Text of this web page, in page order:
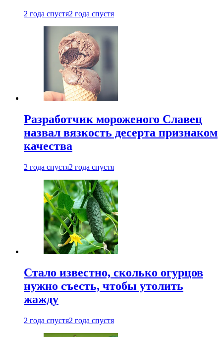
2 года спустя2 года спустя
Разработчик мороженого Славец
назвал вязкость десерта признаком
качества
2 года спустя2 года спустя
Стало известно, сколько огурцов
нужно съесть, чтобы утолить
жажду
2 года спустя2 года спустя